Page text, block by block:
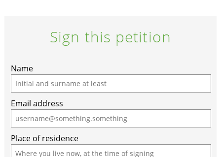
Sign this petition
If
you
are
a
human,
ignore
this
field
Name
Email address
Place of residence